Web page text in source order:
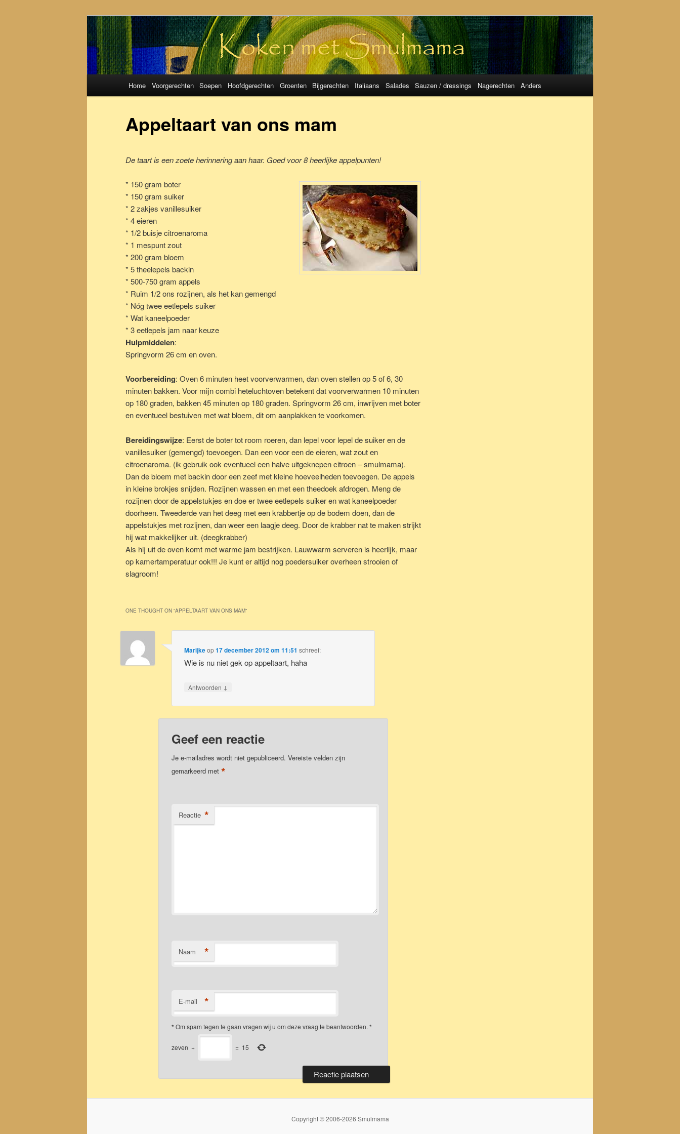
Koken met SmulMama
Spring
primaire
inhoud
Spring
secundaire
inhoud
Home Voorgerechten Soepen Hoofdgerechten Groenten Bijgerechten Italiaans Salades Sauzen / dressings Nagerechten Anders
Appeltaart van ons mam
De taart is een zoete herinnering aan haar. Goed voor 8 heerlijke appelpunten!
* 150 gram boter
* 150 gram suiker
* 2 zakjes vanillesuiker
* 4 eieren
* 1/2 buisje citroenaroma
* 1 mespunt zout
* 200 gram bloem
* 5 theelepels backin
* 500-750 gram appels
* Ruim 1/2 ons rozijnen, als het kan gemengd
* Nóg twee eetlepels suiker
* Wat kaneelpoeder
* 3 eetlepels jam naar keuze
Hulpmiddelen:
Springvorm 26 cm en oven.
Voorbereiding: Oven 6 minuten heet voorverwarmen, dan oven stellen op 5 of 6, 30
minuten bakken. Voor mijn combi heteluchtoven betekent dat voorverwarmen 10 minuten
op 180 graden, bakken 45 minuten op 180 graden. Springvorm 26 cm, inwrijven met boter
en eventueel bestuiven met wat bloem, dit om aanplakken te voorkomen.
Bereidingswijze: Eerst de boter tot room roeren, dan lepel voor lepel de suiker en de
vanillesuiker (gemengd) toevoegen. Dan een voor een de eieren, wat zout en
citroenaroma. (ik gebruik ook eventueel een halve uitgeknepen citroen – smulmama).
Dan de bloem met backin door een zeef met kleine hoeveelheden toevoegen. De appels
in kleine brokjes snijden. Rozijnen wassen en met een theedoek afdrogen. Meng de
rozijnen door de appelstukjes en doe er twee eetlepels suiker en wat kaneelpoeder
doorheen. Tweederde van het deeg met een krabbertje op de bodem doen, dan de
appelstukjes met rozijnen, dan weer een laagje deeg. Door de krabber nat te maken strijkt
hij wat makkelijker uit. (deegkrabber)
Als hij uit de oven komt met warme jam bestrijken. Lauwwarm serveren is heerlijk, maar
op kamertamperatuur ook!!! Je kunt er altijd nog poedersuiker overheen strooien of
slagroom!
ONE THOUGHT ON “APPELTAART VAN ONS MAM”
Marijkeop17 december 2012 om 11:51 schreef:
Wie is nu niet gek op appeltaart, haha
Antwoorden ↓
Geef een reactie
Je e-mailadres wordt niet gepubliceerd. Vereiste velden zijn
gemarkeerd met *
Reactie *
Naam *
E-mail *
*Om spam tegen te gaan vragen wij u om deze vraag te beantwoorden. *
zeven + = 15
Copyright © 2006-2026 Smulmama